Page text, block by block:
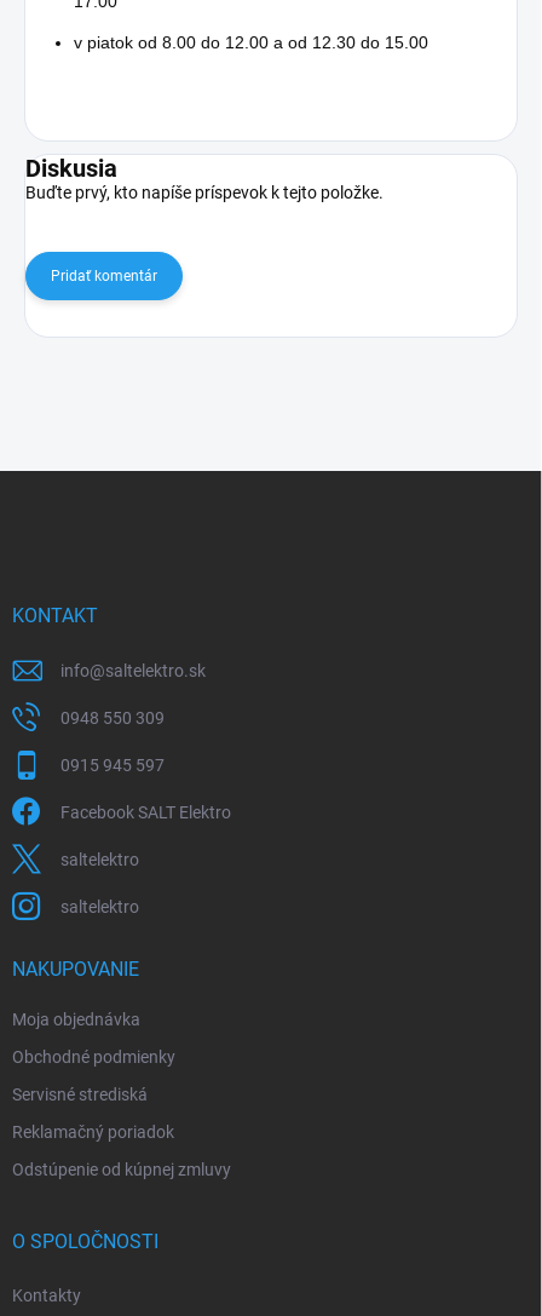
v piatok od 8.00 do 12.00 a od 12.30 do 15.00
Diskusia
Buďte prvý, kto napíše príspevok k tejto položke.
Pridať komentár
KONTAKT
info@saltelektro.sk
0948 550 309
0915 945 597
Facebook SALT Elektro
saltelektro
saltelektro
NAKUPOVANIE
Moja objednávka
Obchodné podmienky
Servisné strediská
Reklamačný poriadok
Odstúpenie od kúpnej zmluvy
O SPOLOČNOSTI
Kontakty